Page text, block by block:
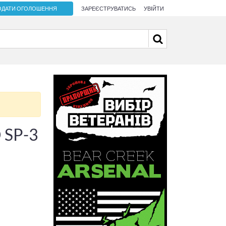
ОГОЛОШЕННЯ ЗАРЕЄСТРУВАТИСЬ УВІЙТИ
SP-3